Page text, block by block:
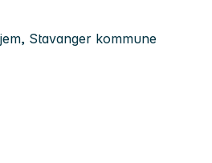
Stavanger kommune